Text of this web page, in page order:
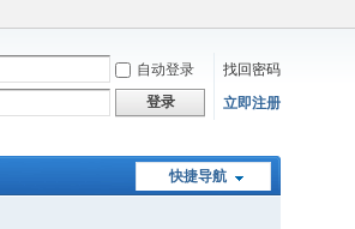
自动登录
找回密码
登录 立即注册
快捷导航